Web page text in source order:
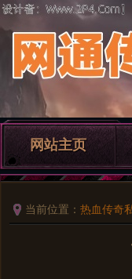
网站主页
当前位置： 热血传奇